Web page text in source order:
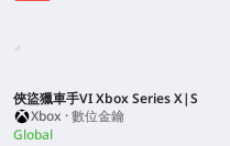
俠盜獵車手VI Xbox Series X|S
Xbox · 數位金鑰
Global